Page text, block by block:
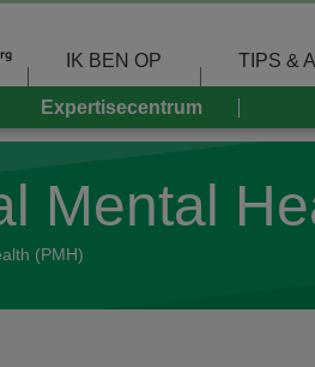
IK BEN OP TIPS &
Expertisecentrum
Mental
(PMH)